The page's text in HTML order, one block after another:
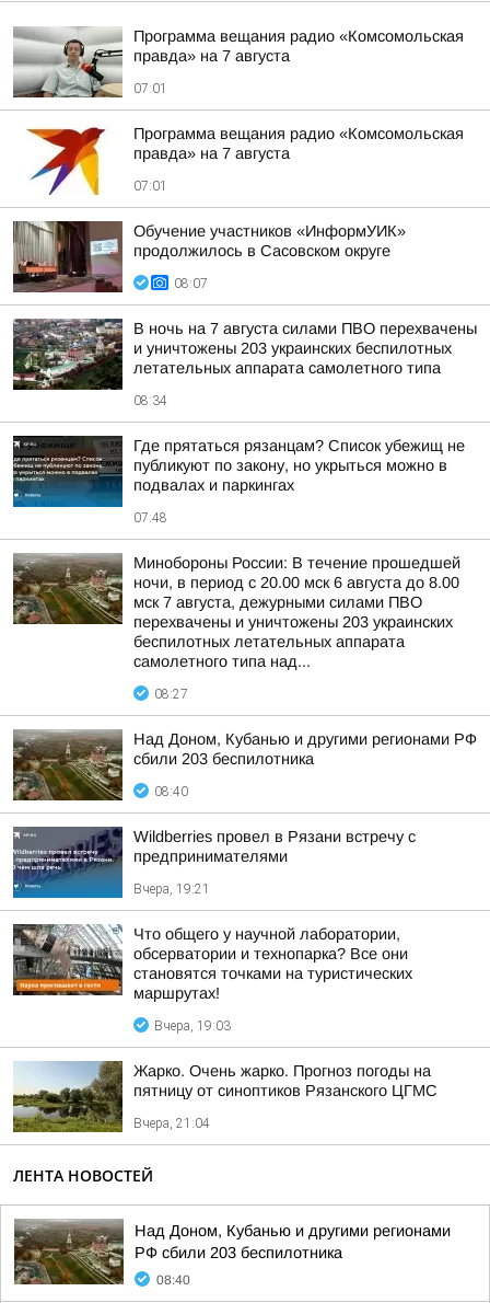
Программа вещания радио «Комсомольская
правда» на 7 августа
07:01
Программа вещания радио «Комсомольская
правда» на 7 августа
07:01
Обучение участников «ИнформУИК»
продолжилось в Сасовском округе
08:07
В ночь на 7 августа силами ПВО перехвачены
и уничтожены 203 украинских беспилотных
летательных аппарата самолетного типа
08:34
Где прятаться рязанцам? Список убежищ не
публикуют по закону, но укрыться можно в
подвалах и паркингах
07:48
Минобороны России: В течение прошедшей
ночи, в период с 20.00 мск 6 августа до 8.00
мск 7 августа, дежурными силами ПВО
перехвачены и уничтожены 203 украинских
беспилотных летательных аппарата
самолетного типа над...
08:27
Над Доном, Кубанью и другими регионами РФ
сбили 203 беспилотника
08:40
Wildberries провел в Рязани встречу с
предпринимателями
Вчера, 19:21
Что общего у научной лаборатории,
обсерватории и технопарка? Все они
становятся точками на туристических
маршрутах!
Вчера, 19:03
Жарко. Очень жарко. Прогноз погоды на
пятницу от синоптиков Рязанского ЦГМС
Вчера, 21:04
ЛЕНТА НОВОСТЕЙ
Над Доном, Кубанью и другими регионами
РФ сбили 203 беспилотника
08:40